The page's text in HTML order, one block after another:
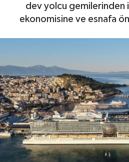
dev yolcu gemilerinden
ekonomisine ve esnafa
Asayiş
Spor
Eğitim